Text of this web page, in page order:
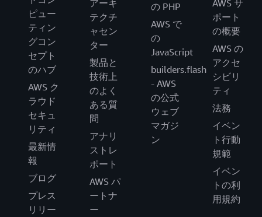
ピュー
ティン
グコン
セプト
のハブ
AWS ク
ラウド
セキュ
リティ
最新情
報
ブログ
プレス
リリー
アーキ
テクチ
ャセン
ター
製品と
技術上
のよく
ある質
問
アナリ
ストレ
ポート
AWS パ
ートナ
ー
の PHP
AWS で
の
JavaScript
builders.flash
- AWS
の公式
ウェブ
マガジ
ン
AWS サ
ポート
の概要
AWS の
アクセ
シビリ
ティ
法務
イベン
ト行動
規範
イベン
トの利
用規約